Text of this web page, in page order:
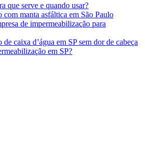
que serve e quando usar?
com manta asfáltica em São Paulo
de impermeabilização para
caixa d’água em SP sem dor de cabeça
em SP?